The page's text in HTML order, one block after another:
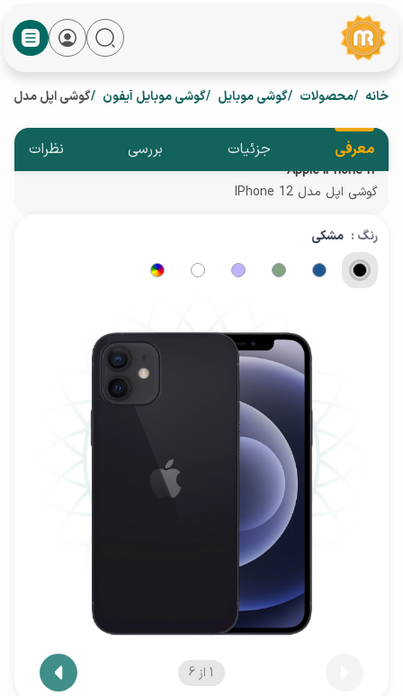
خانه محصولات گوشی موبایل گوشی موبایل آیفون گوشی اپل مدل IPhone 12
معرفی جزئیات بررسی نظرات
Apple iPhone 12
گوشی اپل مدل IPhone 12
رنگ : مشکی
1 از 6